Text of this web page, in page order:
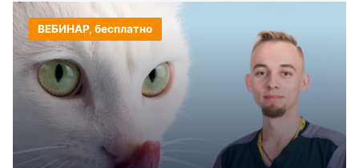
ВЕБИНАР, бесплатно